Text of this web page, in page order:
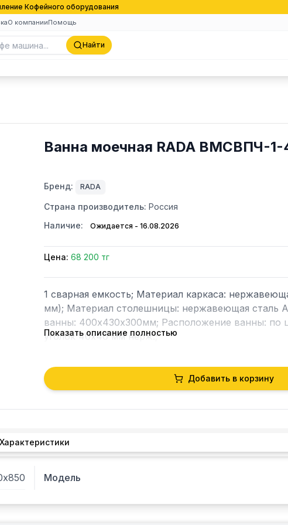
Кофейного оборудования
О компанииПомощь
Найти
Ванна моечная RADA ВМСВПЧ-
Бренд: RADA
Страна производитель: Россия
Наличие:
Ожидается - 16.08.2026
Цена: 68 200 тг
1 сварная емкость; Материал каркаса:
мм); Материал столешницы: нержавеющая сталь
ванны: 400х430х300мм; Расположение ванны: по
уголок 40х40 мм нерж.;
Показать описание полностью
Добавить в корзину
Характеристики
Модель